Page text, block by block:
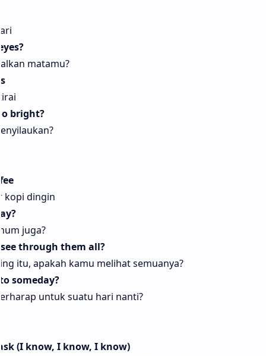
matamu?
bright?
kopi dingin
juga?
through them all?
itu, apakah kamu melihat semuanya?
someday?
untuk suatu hari nanti?
(I know, I know, I know)